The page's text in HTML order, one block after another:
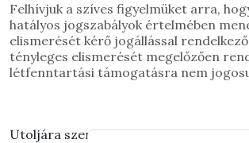
Felhívjuk a szíves figyelmüket arra,
hatályos jogszabályok értelmében
elismerését kérő jogállással
tényleges elismerését megelőzően
létfenntartási támogatásra nem
Utoljára szerkesztve: 2026.03.03. 15:30